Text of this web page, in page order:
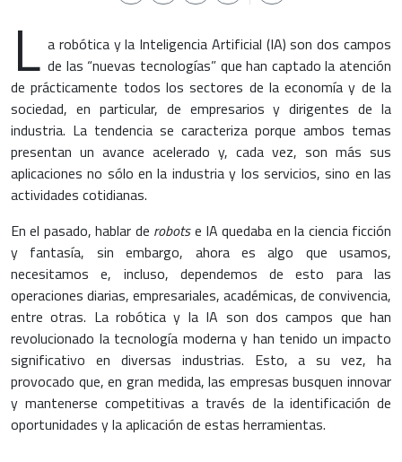
L a robótica y la Inteligencia Artificial (IA) son dos campos
de las “nuevas tecnologías” que han captado la atención
de prácticamente todos los sectores de la economía y de la
sociedad, en particular, de empresarios y dirigentes de la
industria. La tendencia se caracteriza porque ambos temas
presentan un avance acelerado y, cada vez, son más sus
aplicaciones no sólo en la industria y los servicios, sino en las
actividades cotidianas.
En el pasado, hablar de robotse IA quedaba en la ciencia ficción
y fantasía, sin embargo, ahora es algo que usamos,
necesitamos e, incluso, dependemos de esto para las
operaciones diarias, empresariales, académicas, de convivencia,
entre otras. La robótica y la IA son dos campos que han
revolucionado la tecnología moderna y han tenido un impacto
significativo en diversas industrias. Esto, a su vez, ha
provocado que, en gran medida, las empresas busquen innovar
y mantenerse competitivas a través de la identificación de
oportunidades y la aplicación de estas herramientas.